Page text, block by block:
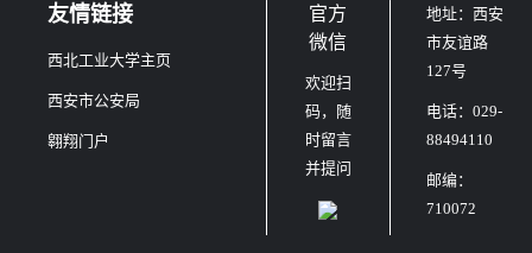
友情链接
西北工业大学主页
西安市公安局
翱翔门户
官方
微信
欢迎扫
码，随
时留言
并提问
地址：西安
市友谊路
127号
电话：029-
88494110
邮编：
710072